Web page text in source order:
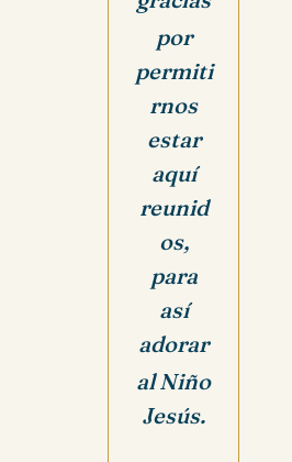
por
permiti
rnos
estar
aquí
reunid
os,
para
así
adorar
al Niño
Jesús.